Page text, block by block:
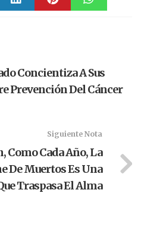
Concientiza A Sus
Prevención Del Cáncer
Siguiente Nota
Como Cada Año, La
De Muertos Es Una
Traspasa El Alma